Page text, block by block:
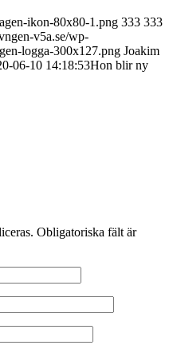
ikon-80x80-1.png 333 333
v5a.se/wp-
logga-300x127.png Joakim
06-10 14:18:53Hon blir ny
Obligatoriska fält är